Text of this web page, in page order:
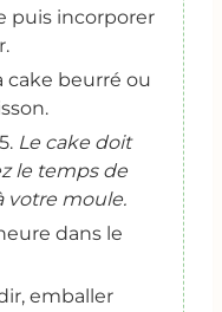
puis incorporer
cake beurré ou
Le cake doit
le temps de
votre moule.
dans le
emballer